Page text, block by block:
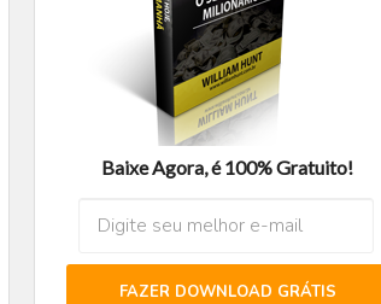
Baixe Agora, é 100% Gratuito!
FAZER DOWNLOAD GRÁTIS